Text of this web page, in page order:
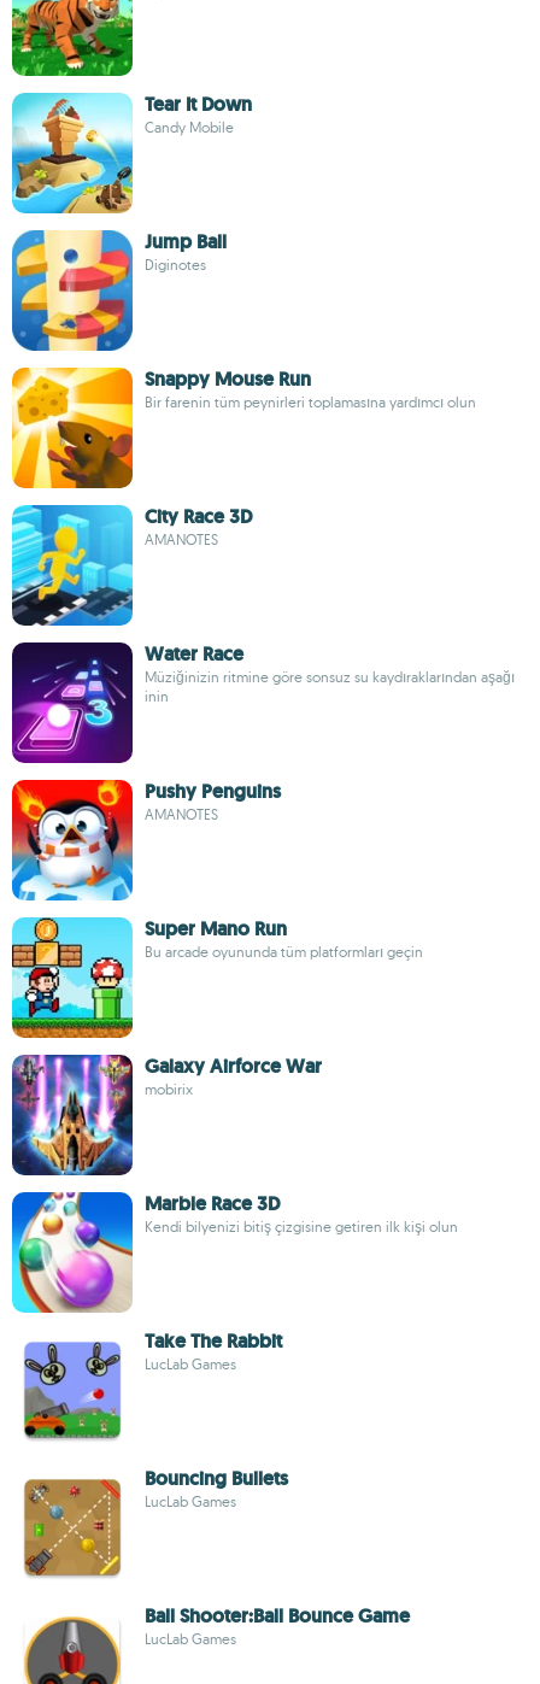
Tear It Down
Candy Mobile
Jump Ball
Diginotes
Snappy Mouse Run
Bir farenin tüm peynirleri toplamasına yardımcı olun
City Race 3D
AMANOTES
Water Race
Müziğinizin ritmine göre sonsuz su kaydıraklarından aşağı
inin
Pushy Penguins
AMANOTES
Super Mano Run
Bu arcade oyununda tüm platformları geçin
Galaxy Airforce War
mobirix
Marble Race 3D
Kendi bilyenizi bitiş çizgisine getiren ilk kişi olun
Take The Rabbit
LucLab Games
Bouncing Bullets
LucLab Games
Ball Shooter:Ball Bounce Game
LucLab Games